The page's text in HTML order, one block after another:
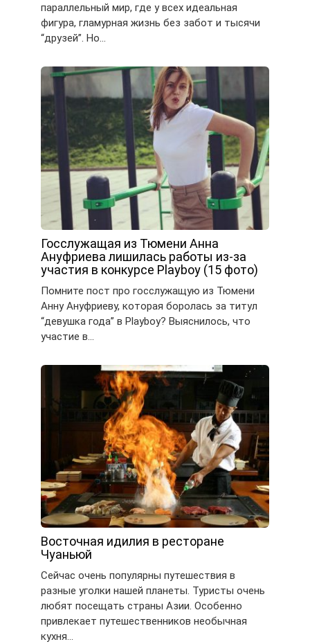
параллельный мир, где у всех идеальная
фигура, гламурная жизнь без забот и тысячи
“друзей”. Но…
Госслужащая из Тюмени Анна
Ануфриева лишилась работы из-за
участия в конкурсе Playboy (15 фото)
Помните пост про госслужащую из Тюмени
Анну Ануфриеву, которая боролась за титул
“девушка года” в Playboy? Выяснилось, что
участие в…
Восточная идилия в ресторане
Чуаньюй
Сейчас очень популярны путешествия в
разные уголки нашей планеты. Туристы очень
любят посещать страны Азии. Особенно
привлекает путешественников необычная
кухня…